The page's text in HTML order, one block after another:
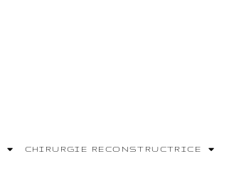
CHIRURGIE RECONSTRUCTRICE